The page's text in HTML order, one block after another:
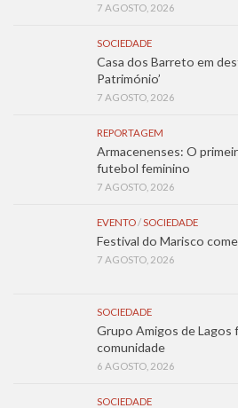
7 AGOSTO, 2026
SOCIEDADE
Casa dos Barreto em
Património’
7 AGOSTO, 2026
REPORTAGEM
Armacenenses: O
futebol feminino
7 AGOSTO, 2026
EVENTO/SOCIEDADE
Festival do Marisco
7 AGOSTO, 2026
SOCIEDADE
Grupo Amigos de Lagos
comunidade
6 AGOSTO, 2026
SOCIEDADE